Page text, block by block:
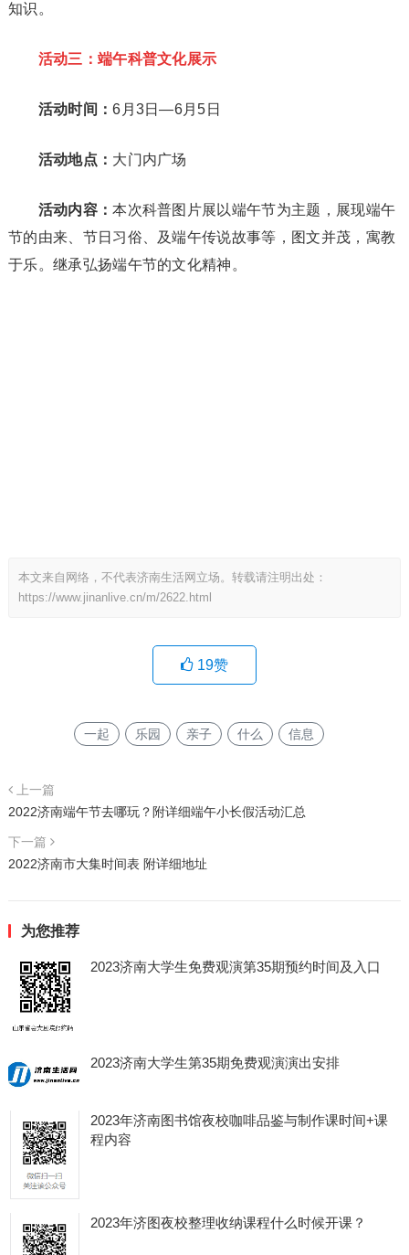
知识。
活动三：端午科普文化展示
活动时间：6月3日—6月5日
活动地点： 大门内广场
活动内容：本次科普图片展以端午节为主题，展现端午
节的由来、节日习俗、及端午传说故事等，图文并茂，寓教
于乐。继承弘扬端午节的文化精神。
本文来自网络，不代表济南生活网立场。转载请注明出处：
https://www.jinanlive.cn/m/2622.html
19赞
一起 乐园 亲子 什么 信息
上一篇
2022济南端午节去哪玩？附详细端午小长假活动汇总
下一篇
2022济南市大集时间表 附详细地址
为您推荐
2023济南大学生免费观演第35期预约时间及入口
2023济南大学生第35期免费观演演出安排
2023年济南图书馆夜校咖啡品鉴与制作课时间+课
程内容
2023年济图夜校整理收纳课程什么时候开课？